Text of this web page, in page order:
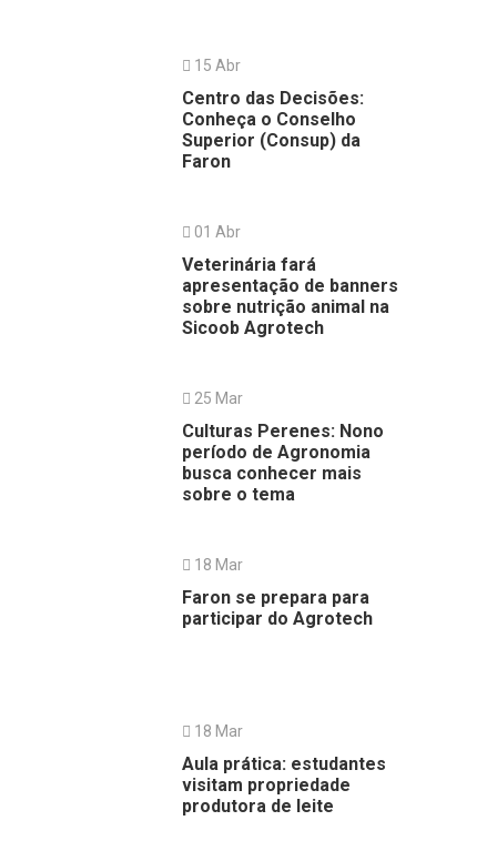
15 Abr
Centro das Decisões:
Conheça o Conselho
Superior (Consup) da
Faron
01 Abr
Veterinária fará
apresentação de banners
sobre nutrição animal na
Sicoob Agrotech
25 Mar
Culturas Perenes: Nono
período de Agronomia
busca conhecer mais
sobre o tema
18 Mar
Faron se prepara para
participar do Agrotech
18 Mar
Aula prática: estudantes
visitam propriedade
produtora de leite